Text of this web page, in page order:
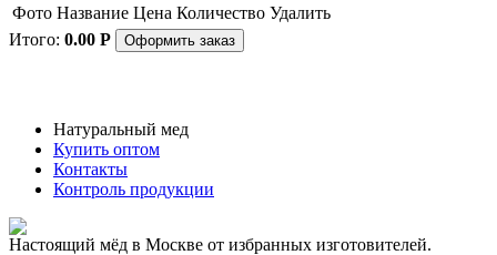
Фото Название Цена Количество Удалить
Итого: 0.00 Р Оформить заказ
Натуральный мед
Купить оптом
Контакты
Контроль продукции
Настоящий мёд в Москве от избранных изготовителей.